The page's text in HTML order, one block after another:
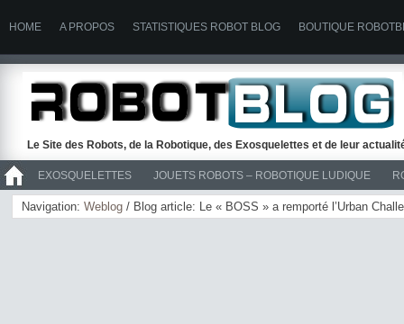
HOME A PROPOS STATISTIQUES ROBOT BLOG BOUTIQUE
Le Site des Robots, de la Robotique, des Exosquelettes et de leur
EXOSQUELETTES JOUETS ROBOTS – ROBOTIQUE LUDIQUE
>> ROBOTS
Navigation: Weblog / Blog article: Le « BOSS » a remporté l’Urban